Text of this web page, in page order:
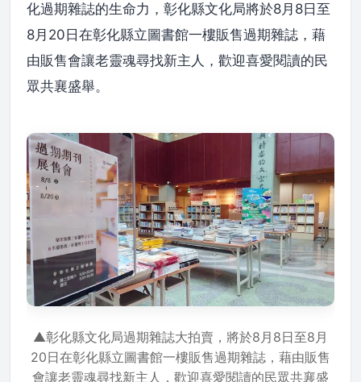
化過期雜誌的生命力，彰化縣文化局將於8月8日至
8月20日在彰化縣立圖書館一樓販售過期雜誌，藉
由販售會讓老靈魂尋找新主人，歡迎喜愛閱讀的民
眾共襄盛舉。
▲彰化縣文化局過期雜誌大拍賣，將於8月8日至8月
20日在彰化縣立圖書館一樓販售過期雜誌，藉由販售
會讓老靈魂尋找新主人，歡迎喜愛閱讀的民眾共襄盛